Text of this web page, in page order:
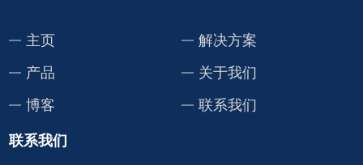
主页
解决方案
产品
关于我们
博客
联系我们
联系我们